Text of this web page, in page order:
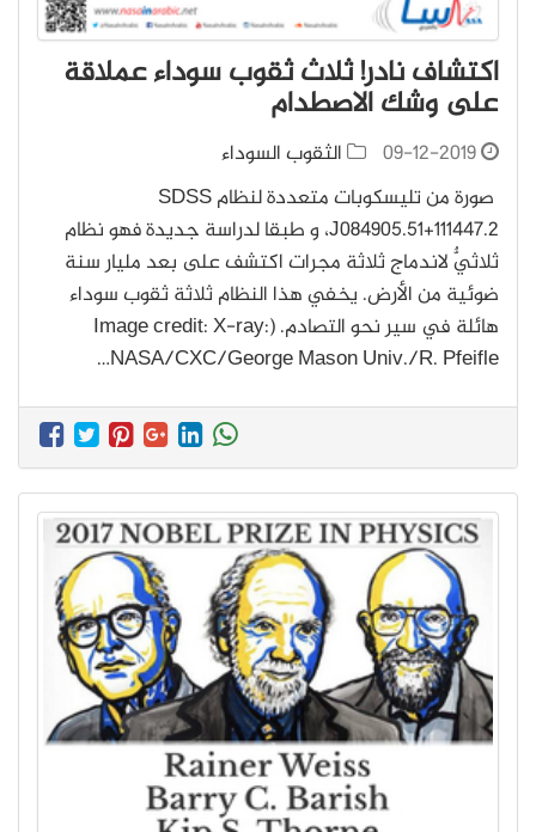
اكتشاف نادر! ثلاث ثقوب سوداء عملاقة
على وشك الاصطدام
09-12-2019
الثقوب السوداء
صورة من تليسكوبات متعددة لنظام SDSS
J084905.51+111447.2، و طبقا لدراسة جديدة فهو نظام
ثلاثيٌّ لاندماج ثلاثة مجرات اكتشف على بعد مليار سنة
ضوئية من الأرض. يخفي هذا النظام ثلاثة ثقوب سوداء
هائلة في سير نحو التصادم. (Image credit: X-ray:
NASA/CXC/George Mason Univ./R. Pfeifle…